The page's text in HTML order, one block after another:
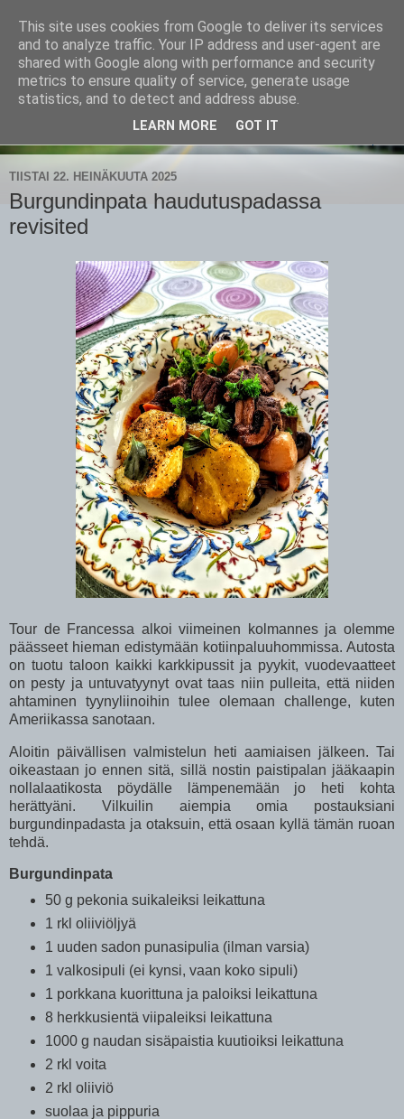
CampaSimpukka
kammen- ja kauhanpyöritystä
TIISTAI 22. HEINÄKUUTA 2025
Burgundinpata haudutuspadassa
revisited
Tour de Francessa alkoi viimeinen kolmannes ja olemme
päässeet hieman edistymään kotiinpaluuhommissa. Autosta
on tuotu taloon kaikki karkkipussit ja pyykit, vuodevaatteet
on pesty ja untuvatyynyt ovat taas niin pulleita, että niiden
ahtaminen tyynyliinoihin tulee olemaan challenge, kuten
Ameriikassa sanotaan.
Aloitin päivällisen valmistelun heti aamiaisen jälkeen. Tai
oikeastaan jo ennen sitä, sillä nostin paistipalan jääkaapin
nollalaatikosta pöydälle lämpenemään jo heti kohta
herättyäni. Vilkuilin aiempia omia postauksiani
burgundinpadasta ja otaksuin, että osaan kyllä tämän ruoan
tehdä.
Burgundinpata
50 g pekonia suikaleiksi leikattuna
1 rkl oliiviöljyä
1 uuden sadon punasipulia (ilman varsia)
1 valkosipuli (ei kynsi, vaan koko sipuli)
1 porkkana kuorittuna ja paloiksi leikattuna
8 herkkusientä viipaleiksi leikattuna
1000 g naudan sisäpaistia kuutioiksi leikattuna
2 rkl voita
2 rkl oliiviö
suolaa ja pippuria
This site uses cookies from Google to deliver its services
and to analyze traffic. Your IP address and user-agent are
shared with Google along with performance and security
metrics to ensure quality of service, generate usage
statistics, and to detect and address abuse.
LEARN MORE GOT IT